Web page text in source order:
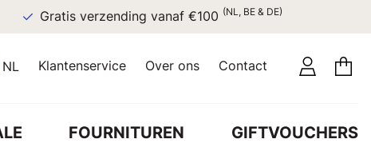
Gratis verzending vanaf €100 (NL, BE & DE)
NL Klantenservice Over ons Contact
FOURNITUREN GIFTVOUCHERS